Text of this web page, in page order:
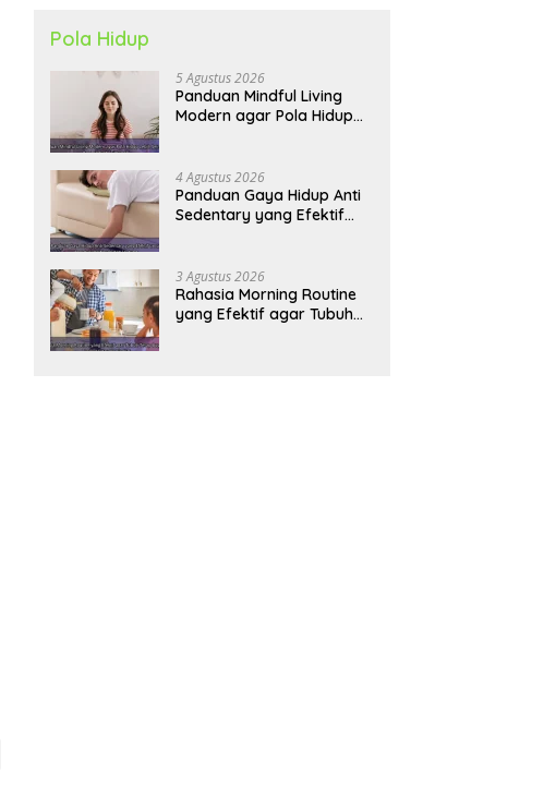
Pola Hidup
5 Agustus 2026
Panduan Mindful Living
Modern agar Pola Hidup
4 Agustus 2026
Panduan Gaya Hidup Anti
Sedentary yang Efektif
3 Agustus 2026
Rahasia Morning Routine
yang Efektif agar Tubuh